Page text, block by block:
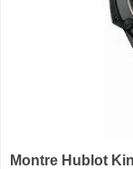
Montre Hublot